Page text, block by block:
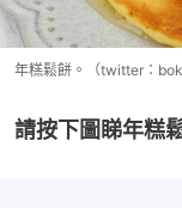
年糕鬆餅。（twitter：
請按下圖睇年糕